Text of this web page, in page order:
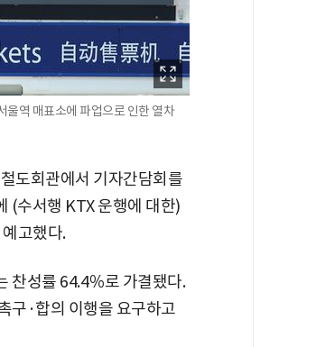
울역 매표소에 파업으로 인한 열차
도회관에서 기자간담회를
(수서행 KTX 운행에 대한)
고했다.
찬성률 64.4％로 가결됐다.
구·합의 이행을 요구하고